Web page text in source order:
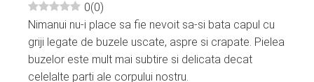
0(0)
Nimanui nu-i place sa fie nevoit sa-si bata capul cu
griji legate de buzele uscate, aspre si crapate. Pielea
buzelor este mult mai subtire si delicata decat
celelalte parti ale corpului nostru.